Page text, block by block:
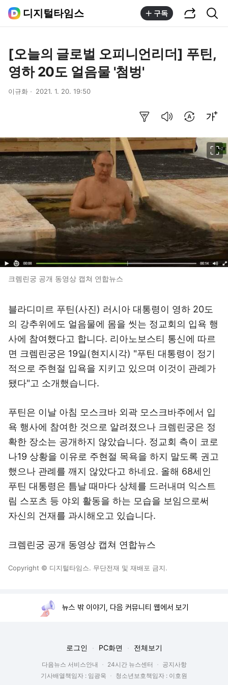
디지털타임스 구독
[오늘의 글로벌 오피니언리더] 푸틴,
영하 20도 얼음물 '첨벙'
이규화 2021. 1. 20. 19:50
크렘린궁 공개 동영상 캡쳐 연합뉴스
블라디미르 푸틴(사진) 러시아 대통령이 영하 20도
의 강추위에도 얼음물에 몸을 씻는 정교회의 입욕 행
사에 참여했다고 합니다. 리아노보스티 통신에 따르
면 크렘린궁은 19일(현지시각) "푸틴 대통령이 정기
적으로 주현절 입욕을 지키고 있으며 이것이 관례가
됐다"고 소개했습니다.
푸틴은 이날 아침 모스크바 외곽 모스크바주에서 입
욕 행사에 참여한 것으로 알려졌으나 크렘린궁은 정
확한 장소는 공개하지 않았습니다. 정교회 측이 코로
나19 상황을 이유로 주현절 목욕을 하지 말도록 권고
했으나 관례를 깨지 않았다고 하네요. 올해 68세인
푸틴 대통령은 틈날 때마다 상체를 드러내며 익스트
림 스포츠 등 야외 활동을 하는 모습을 보임으로써
자신의 건재를 과시해오고 있습니다.
크렘린궁 공개 동영상 캡쳐 연합뉴스
Copyright © 디지털타임스. 무단전재 및 재배포 금지.
뉴스 밖 이야기, 다음 커뮤니티 웹에서 보기
로그인 PC화면 전체보기
다음뉴스 서비스안내 24시간 뉴스센터
공지사항
기사배열책임자 : 임광욱
청소년보호책임자 : 이호원